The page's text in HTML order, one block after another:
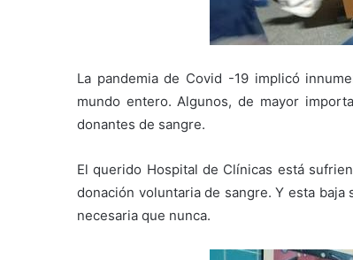
La pandemia de Covid -19 implicó
mundo entero. Algunos, de mayor
donantes de sangre.
El querido Hospital de Clínicas está
donación voluntaria de sangre. Y esta
necesaria que nunca.